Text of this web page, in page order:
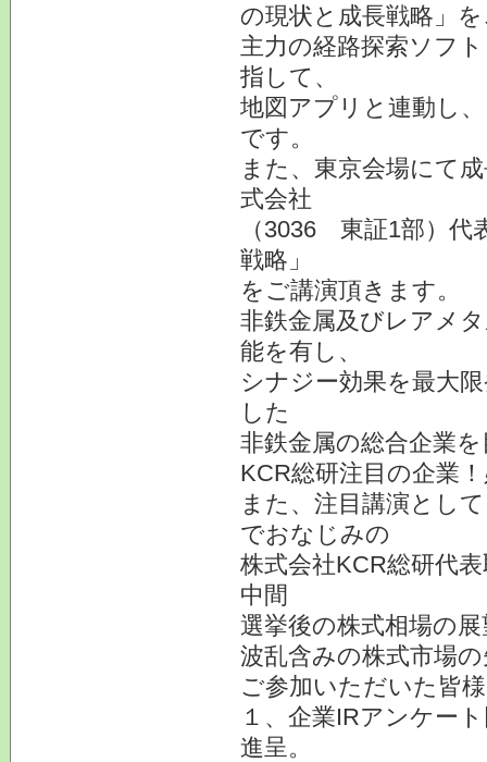
の現状と成長戦略」
主力の経路探索ソフ
指して、
地図アプリと連動し
です。
また、東京会場にて
式会社
（3036 東証1部）
戦略」
をご講演頂きます。
非鉄金属及びレアメ
能を有し、
シナジー効果を最大
した
非鉄金属の総合企業
KCR総研注目の企業
また、注目講演とし
でおなじみの
株式会社KCR総研代
中間
選挙後の株式相場の
波乱含みの株式市場
ご参加いただいた皆
１、企業IRアンケー
進呈。